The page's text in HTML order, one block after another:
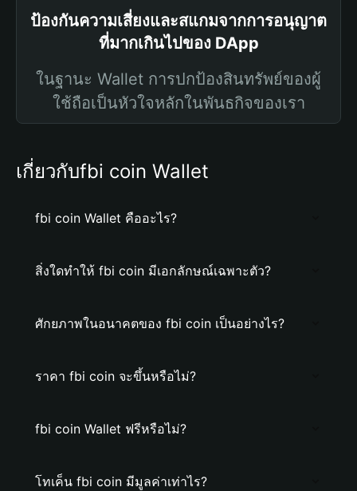
ป้องกันความเสี่ยงและสแกมจากการอนุญาต
ที่มากเกินไปของ DApp
ในฐานะ Wallet การปกป้องสินทรัพย์ของผู้
ใช้ถือเป็นหัวใจหลักในพันธกิจของเรา
เกี่ยวกับfbi coin Wallet
fbi coin Wallet คืออะไร?
สิ่งใดทำให้ fbi coin มีเอกลักษณ์เฉพาะตัว?
ศักยภาพในอนาคตของ fbi coin เป็นอย่างไร?
ราคา fbi coin จะขึ้นหรือไม่?
fbi coin Wallet ฟรีหรือไม่?
โทเค็น fbi coin มีมูลค่าเท่าไร?